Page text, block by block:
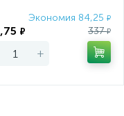
Экономия 84,25 ₽
₽ 337₽
+